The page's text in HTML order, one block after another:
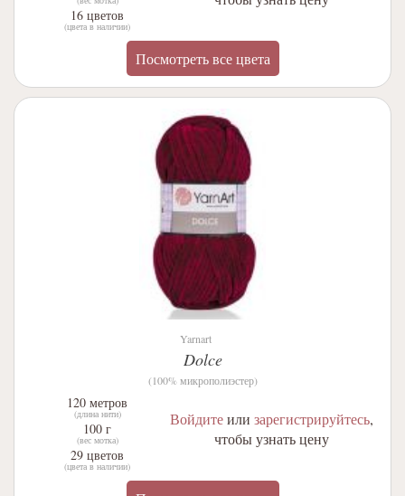
16 цветов
(цвета в наличии)
Посмотреть все цвета
Yarnart
Dolce
(100% микрополиэстер)
120 метров
(длина нити)
100 г
(вес мотка)
29 цветов
(цвета в наличии)
Войдитеили зарегистрируйтесь,
чтобы узнать цену